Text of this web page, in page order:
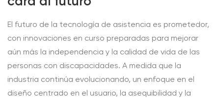
El futuro de la tecnología de asistencia es prometedor,
con innovaciones en curso preparadas para mejorar
aún más la independencia y la calidad de vida de las
personas con discapacidades. A medida que la
industria continúa evolucionando, un enfoque en el
diseño centrado en el usuario, la asequibilidad y la